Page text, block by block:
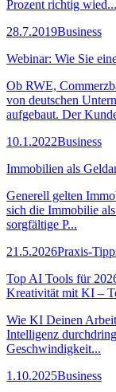
Prozent richtig wied...
28.7.2019Business
Webinar: Wie Sie
Ob RWE,
von deutschen
aufgebaut. Der
10.1.2022Business
Immobilien als
Generell gelten
sich die Immobilie
sorgfältige P...
21.5.2026Praxis-
Top AI Tools für
Kreativität mit KI –
Wie KI Deinen
Intelligenz
Geschwindigkeit...
1.10.2025Business